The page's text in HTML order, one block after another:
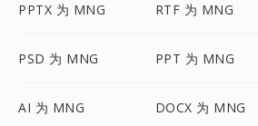
PPTX 为 MNG RTF 为 MNG
PSD 为 MNG PPT 为 MNG
AI 为 MNG DOCX 为 MNG